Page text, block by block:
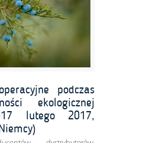
podczas
ekologicznej
lutego 2017,